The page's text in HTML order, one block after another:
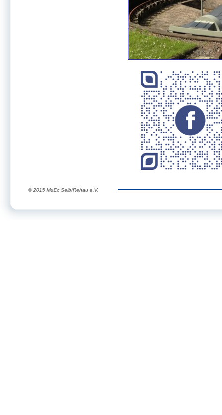
© 2015 MuEc Selb/Rehau e.V.